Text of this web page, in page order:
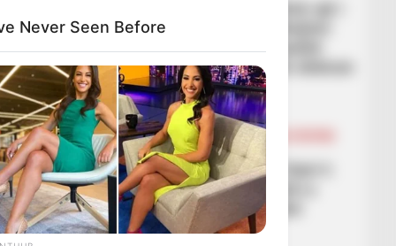
“Dikur qeshnin me çmimin që i
vendosa Muriqit”, ish-drejtori
sportiv i Rizesporit: I thashë
edhe presidentit, Vedati shënon
25 gola në sezon
March 9, 2026 Sport Ekspres
BALLINA BALLINA STATIKE
FUTBOLL BOTA LA LIGA
Laporta reagon kundër Xavi-t:
Me të njëjtët lojtarë Flick-u
fiton, Xavi nuk fitonte dot
March 9, 2026 Sport Ekspres
Never Seen Before